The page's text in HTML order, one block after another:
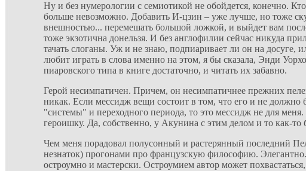
Ну и без нумерологии с семиотикой не обойдется, конечно.
больше невозможно. Добавить И-цзин – уже лучше, но тоже
внешностью... перемешать большой ложкой, и выйдет вам
тоже экзотична донельзя. И без англофилии сейчас никуда
тачать слоганы. Уж и не знаю, подпиаривает ли он на досуге,
любит играть в слова именно на этом, я бы сказала, Энди
пиаровского типа в книге достаточно, и читать их забавно.
Герой несимпатичен. Причем, он несимпатичнее прежних
никак. Если мессидж вещи состоит в том, что его и не
"системы" и переходного периода, то это мессидж не для
героишку. Да, собственно, у Акунина с этим делом и то как-
Чем меня порадовал полусонный и растерянный последний
незнаток) прогонами про французскую философию.
остроумно и мастерски. Остроумием автор может